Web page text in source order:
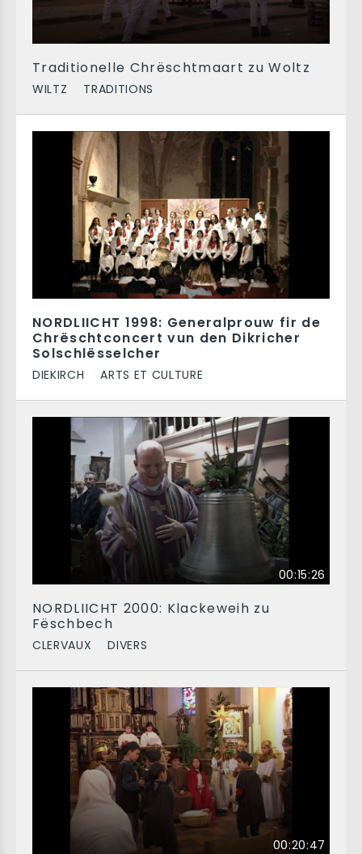
Traditionelle Chrëschtmaart zu Woltz
WILTZ TRADITIONS
NORDLIICHT 1998: Generalprouw fir de
Chrëschtconcert vun den Dikricher
Solschlësselcher
DIEKIRCH ARTS ET CULTURE
00:15:26
NORDLIICHT 2000: Klackeweih zu
Fëschbech
CLERVAUX DIVERS
00:20:47